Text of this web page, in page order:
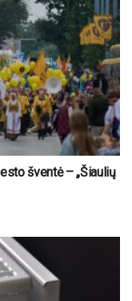
šventė – „Šiaulių